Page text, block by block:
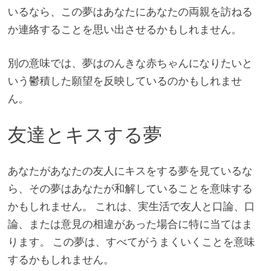
いるなら、この夢はあなたにあなたの両親を訪ねる
か連絡することを思い出させるかもしれません。
別の意味では、夢はのんきな赤ちゃんになりたいと
いう鬱積した願望を反映しているのかもしれませ
ん。
友達とキスする夢
あなたがあなたの友人にキスをする夢を見ているな
ら、その夢はあなたが和解していることを意味する
かもしれません。 これは、実生活で友人と口論、口
論、または意見の相違があった場合に特に当てはま
ります。 この夢は、すべてがうまくいくことを意味
するかもしれません。